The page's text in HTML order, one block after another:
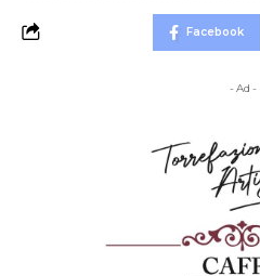
Facebook
- Ad -